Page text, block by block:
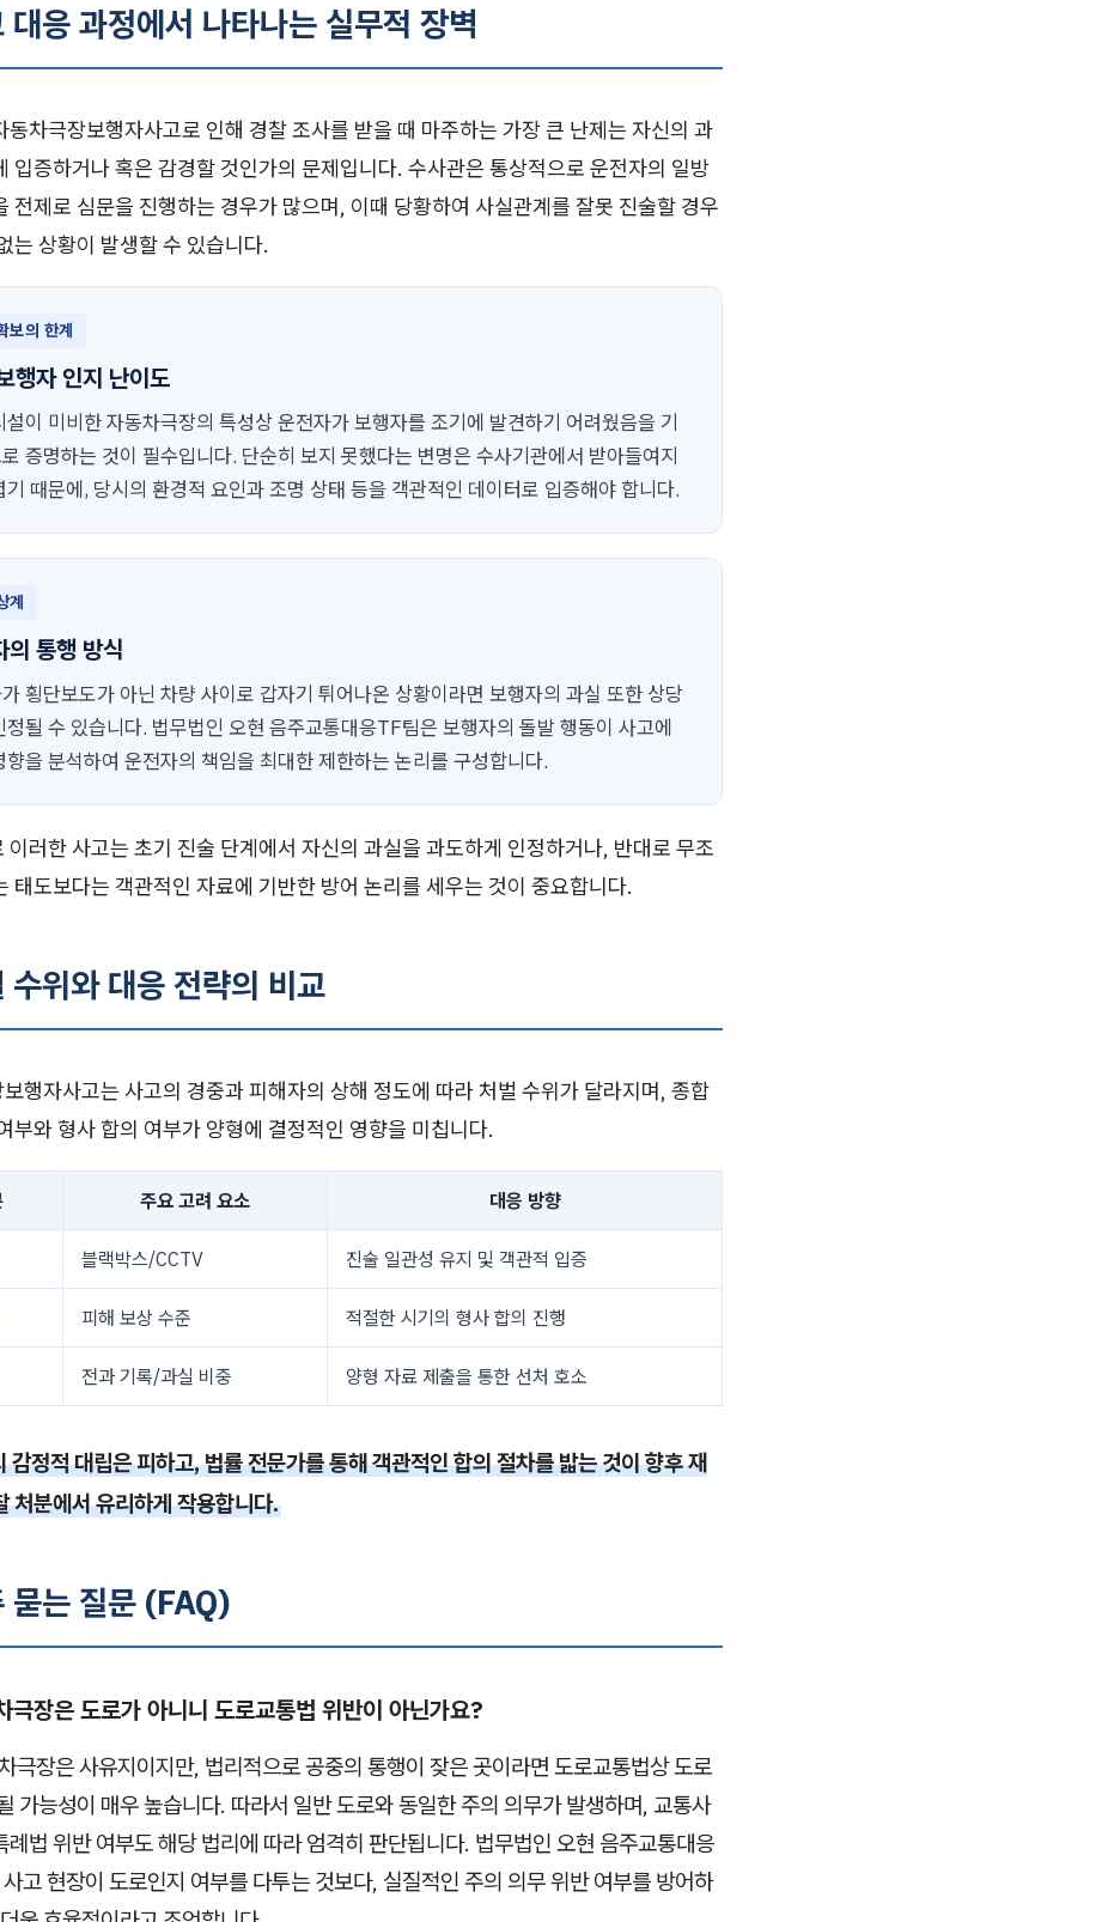
응 과정에서 나타나는 실무적 장벽
동차극장보행자사고로 인해 경찰 조사를 받을 때 마주하는 가장 큰 난제는 자신의 과
입증하거나 혹은 감경할 것인가의 문제입니다. 수사관은 통상적으로 운전자의 일방
전제로 심문을 진행하는 경우가 많으며, 이때 당황하여 사실관계를 잘못 진술할 경우
는 상황이 발생할 수 있습니다.
보의 한계
행자 인지 난이도
설이 미비한 자동차극장의 특성상 운전자가 보행자를 조기에 발견하기 어려웠음을 기
증명하는 것이 필수입니다. 단순히 보지 못했다는 변명은 수사기관에서 받아들여지
기 때문에, 당시의 환경적 요인과 조명 상태 등을 객관적인 데이터로 입증해야 합니다.
계
의 통행 방식
횡단보도가 아닌 차량 사이로 갑자기 튀어나온 상황이라면 보행자의 과실 또한 상당
정될 수 있습니다. 법무법인 오현 음주교통대응TF팀은 보행자의 돌발 행동이 사고에
향을 분석하여 운전자의 책임을 최대한 제한하는 논리를 구성합니다.
이러한 사고는 초기 진술 단계에서 자신의 과실을 과도하게 인정하거나, 반대로 무조
태도보다는 객관적인 자료에 기반한 방어 논리를 세우는 것이 중요합니다.
위와 대응 전략의 비교
행자사고는 사고의 경중과 피해자의 상해 정도에 따라 처벌 수위가 달라지며, 종합
부와 형사 합의 여부가 양형에 결정적인 영향을 미칩니다.
주요 고려 요소 대응 방향
블랙박스/CCTV 진술 일관성 유지 및 객관적 입증
피해 보상 수준 적절한 시기의 형사 합의 진행
전과 기록/과실 비중 양형 자료 제출을 통한 선처 호소
감정적 대립은 피하고, 법률 전문가를 통해 객관적인 합의 절차를 밟는 것이 향후 재
처분에서 유리하게 작용합니다.
묻는 질문 (FAQ)
극장은 도로가 아니니 도로교통법 위반이 아닌가요?
극장은 사유지이지만, 법리적으로 공중의 통행이 잦은 곳이라면 도로교통법상 도로
가능성이 매우 높습니다. 따라서 일반 도로와 동일한 주의 의무가 발생하며, 교통사
례법 위반 여부도 해당 법리에 따라 엄격히 판단됩니다. 법무법인 오현 음주교통대응
고 현장이 도로인지 여부를 다투는 것보다, 실질적인 주의 의무 위반 여부를 방어하